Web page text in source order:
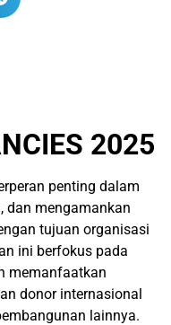
2025
penting dalam
dan mengamankan
tujuan organisasi
ini berfokus pada
memanfaatkan
donor internasional
lainnya.